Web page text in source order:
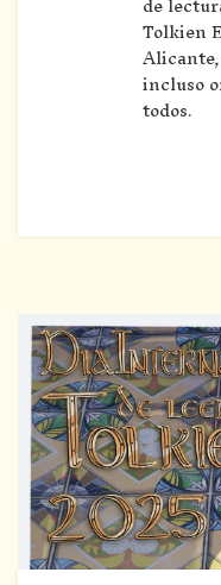
Tolkien
incluso
todos.